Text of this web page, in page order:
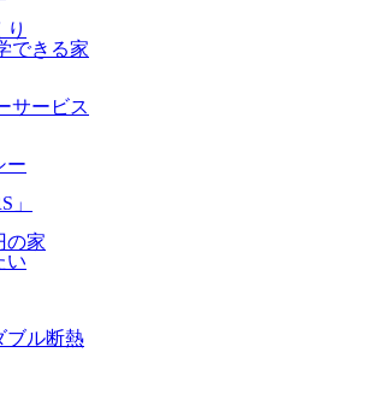
できる家
サービス
ー
」
の家
い
ブル断熱